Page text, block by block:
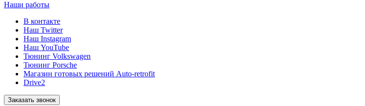
Наши работы
В контакте
Наш Twitter
Наш Instagram
Наш YouTube
Тюнинг Volkswagen
Тюнинг Porsche
Магазин готовых решений Auto-retrofit
Drive2
Заказать звонок